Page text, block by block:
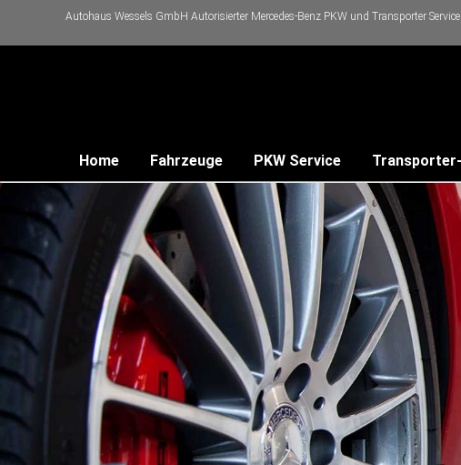
Autohaus Wessels GmbH Autorisierter Mercedes-Benz PKW und Transporter Service
Home Fahrzeuge PKW Service